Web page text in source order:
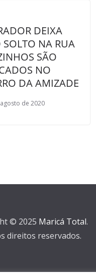
DEIXA
SOLTO NA RUA
SÃO
NO
DA AMIZADE
de 2020
© 2025 Maricá Total.
direitos reservados.